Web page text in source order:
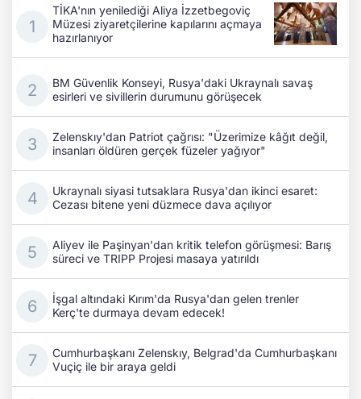
TİKA'nın yenilediği Aliya İzzetbegoviç
Müzesi ziyaretçilerine kapılarını açmaya
hazırlanıyor
BM Güvenlik Konseyi, Rusya'daki Ukraynalı savaş
esirleri ve sivillerin durumunu görüşecek
Zelenskıy'dan Patriot çağrısı: "Üzerimize kâğıt değil,
insanları öldüren gerçek füzeler yağıyor"
Ukraynalı siyasi tutsaklara Rusya'dan ikinci esaret:
Cezası bitene yeni düzmece dava açılıyor
Aliyev ile Paşinyan'dan kritik telefon görüşmesi: Barış
süreci ve TRIPP Projesi masaya yatırıldı
İşgal altındaki Kırım'da Rusya'dan gelen trenler
Kerç'te durmaya devam edecek!
Cumhurbaşkanı Zelenskıy, Belgrad'da Cumhurbaşkanı
Vuçiç ile bir araya geldi